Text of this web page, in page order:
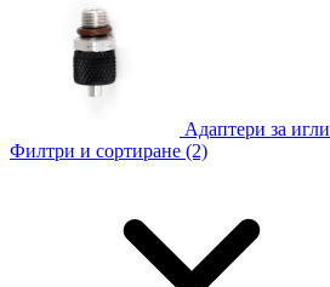
Адаптери за игли
Филтри и сортиране (2)